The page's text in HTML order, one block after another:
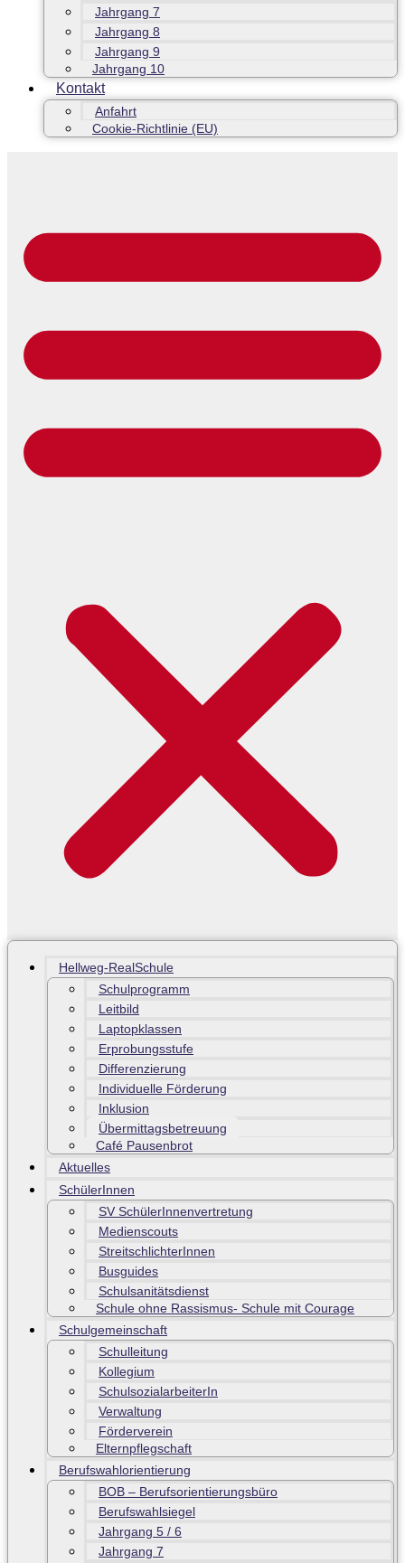
Jahrgang 7
Jahrgang 8
Jahrgang 9
Jahrgang 10
Kontakt
Anfahrt
Cookie-Richtlinie (EU)
Hellweg-RealSchule
Schulprogramm
Leitbild
Laptopklassen
Erprobungsstufe
Differenzierung
Individuelle Förderung
Inklusion
Übermittagsbetreuung
Café Pausenbrot
Aktuelles
SchülerInnen
SV SchülerInnenvertretung
Medienscouts
StreitschlichterInnen
Busguides
Schulsanitätsdienst
Schule ohne Rassismus- Schule mit Courage
Schulgemeinschaft
Schulleitung
Kollegium
SchulsozialarbeiterIn
Verwaltung
Förderverein
Elternpflegschaft
Berufswahlorientierung
BOB – Berufsorientierungsbüro
Berufswahlsiegel
Jahrgang 5 / 6
Jahrgang 7